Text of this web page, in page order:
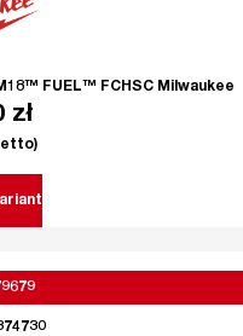
FUEL™ FCHSC Milwaukee
zł